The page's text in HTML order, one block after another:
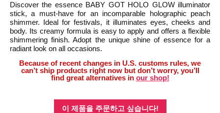
Discover the essence BABY GOT HOLO GLOW illuminator
stick, a must-have for an incomparable holographic peach
shimmer. Ideal for festivals, it illuminates eyes, cheeks and
body. Its creamy formula is easy to apply and offers a flexible
shimmering finish. Adopt the unique shine of essence for a
radiant look on all occasions.
Because of recent changes in U.S. customs rules, we
can’t ship products right now but don’t worry, you’ll
find great alternatives in our shop!
이 제품을 주문하고 싶습니다!